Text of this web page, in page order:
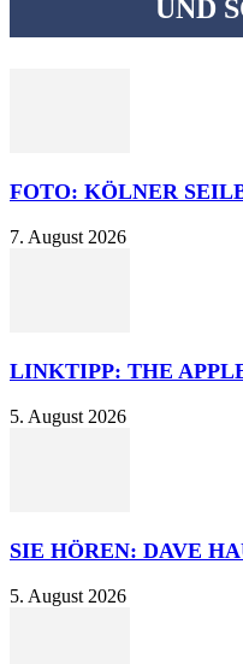
UND
FOTO: KÖLNER
7. August 2026
LINKTIPP: THE
5. August 2026
SIE HÖREN: DAVE
5. August 2026